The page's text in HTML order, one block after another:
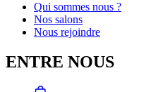
Qui sommes nous ?
Nos salons
Nous rejoindre
ENTRE NOUS